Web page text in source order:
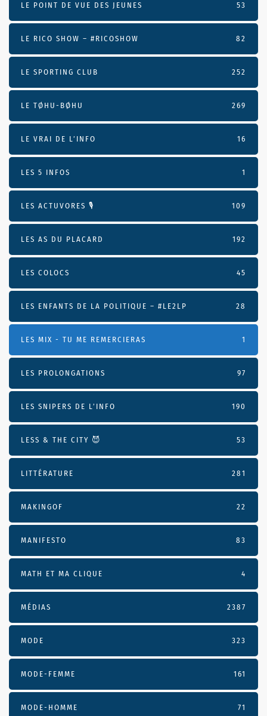
LE POINT DE VUE DES JEUNES 53
LE RICO SHOW – #RICOSHOW 82
LE SPORTING CLUB 252
LE TØHU-BØHU 269
LE VRAI DE L’INFO 16
LES 5 INFOS 1
LES ACTUVORES 🎙 109
LES AS DU PLACARD 192
LES COLOCS 45
LES ENFANTS DE LA POLITIQUE – #LE2LP 28
LES MIX - TU ME REMERCIERAS 1
LES PROLONGATIONS 97
LES SNIPERS DE L’INFO 190
LESS & THE CITY 😈 53
LITTÉRATURE 281
MAKINGOF 22
MANIFESTO 83
MATH ET MA CLIQUE 4
MÉDIAS 2387
MODE 323
MODE-FEMME 161
MODE-HOMME 71